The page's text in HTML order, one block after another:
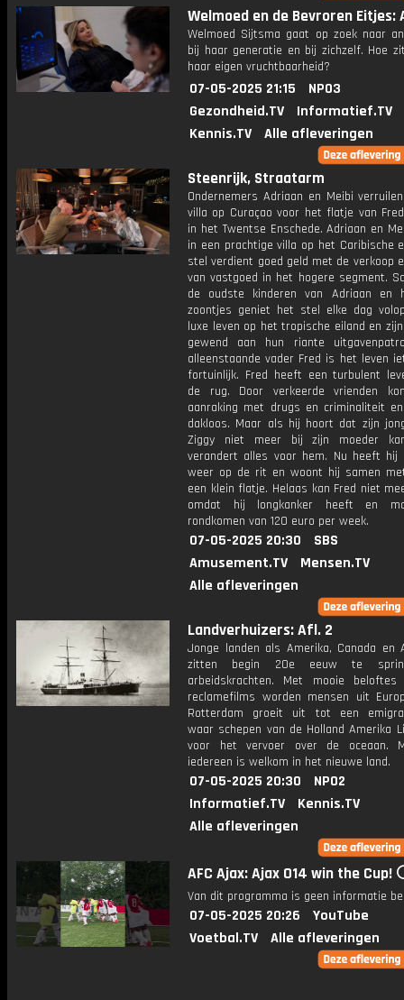
Welmoed en de Bevroren Eitjes:
Welmoed Sijtsma gaat op zoek naar
bij haar generatie en bij zichzelf. Hoe
haar eigen vruchtbaarheid?
07-05-2025 21:15
NPO3
Gezondheid.TV
Informatief.TV
Kennis.TV
Alle afleveringen
Steenrijk, Straatarm
Ondernemers Adriaan en Meibi
villa op Curaçao voor het flatje van
in het Twentse Enschede. Adriaan en
in een prachtige villa op het Caribische
stel verdient goed geld met de verkoop
van vastgoed in het hogere segment.
de oudste kinderen van Adriaan en
zoontjes geniet het stel elke dag
luxe leven op het tropische eiland en
gewend aan hun riante
alleenstaande vader Fred is het leven
fortuinlijk. Fred heeft een turbulent
de rug. Door verkeerde vrienden
aanraking met drugs en criminaliteit
dakloos. Maar als hij hoort dat zijn
Ziggy niet meer bij zijn moeder
verandert alles voor hem. Nu heeft hij
weer op de rit en woont hij samen
een klein flatje. Helaas kan Fred niet
omdat hij longkanker heeft en
rondkomen van 120 euro per week.
07-05-2025 20:30
SBS
Amusement.TV
Mensen.TV
Alle afleveringen
Landverhuizers: Afl. 2
Jonge landen als Amerika, Canada en
zitten begin 20e eeuw te
arbeidskrachten. Met mooie
reclamefilms worden mensen uit
Rotterdam groeit uit tot een
waar schepen van de Holland Amerika
voor het vervoer over de oceaan.
iedereen is welkom in het nieuwe land.
07-05-2025 20:30
NPO2
Informatief.TV
Kennis.TV
Alle afleveringen
AFC Ajax: Ajax O14 win the Cup!
Van dit programma is geen informatie
07-05-2025 20:26
YouTube
Voetbal.TV
Alle afleveringen